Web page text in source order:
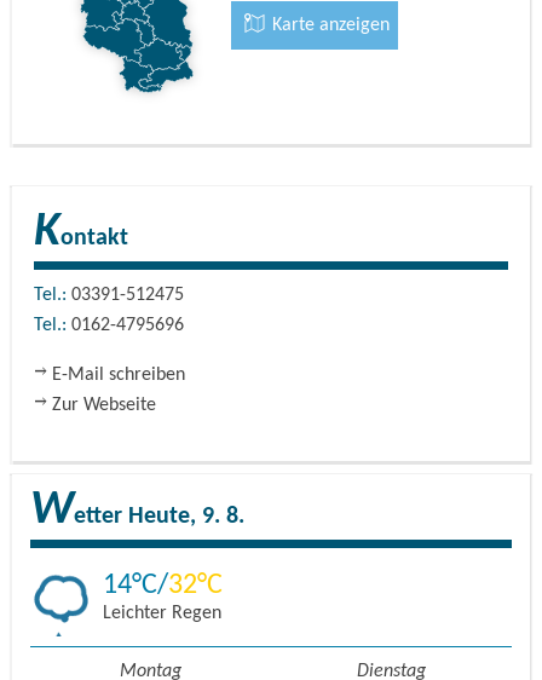
Karte anzeigen
Kontakt
Tel.: 03391-512475
Tel.: 0162-4795696
E-Mail schreiben
Zur Webseite
Wetter Heute, 9. 8.
14 32
Leichter Regen
Montag Dienstag